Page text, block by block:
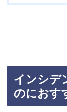
インシデ
のにおす